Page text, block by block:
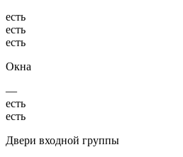
есть
есть
есть
Окна
—
есть
есть
Двери входной группы